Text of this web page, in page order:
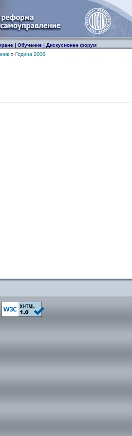
| Обучение| Дискусионен форум
» Година 2006